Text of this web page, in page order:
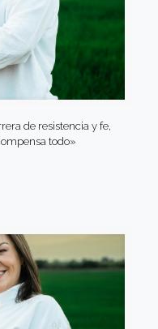
de resistencia y fe,
todo»